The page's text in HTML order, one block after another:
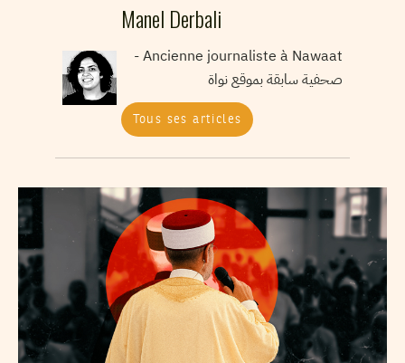
Manel Derbali
Ancienne journaliste à Nawaat -
صحفية سابقة بموقع نواة
Tous ses articles